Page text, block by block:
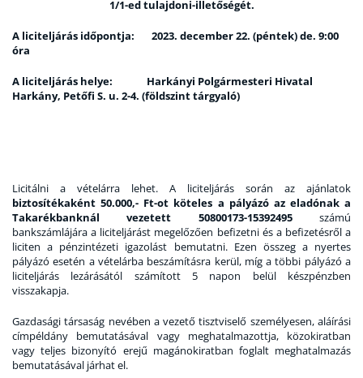
1/1-ed tulajdoni-illetőségét.
A liciteljárás időpontja: 2023. december 22. (péntek) de. 9:00
óra
A liciteljárás helye: Harkányi Polgármesteri Hivatal
Harkány, Petőfi S. u. 2-4. (földszint tárgyaló)
Licitálni a vételárra lehet. A liciteljárás során az ajánlatok
biztosítékaként 50.000,- Ft-ot köteles a pályázó az eladónak a
Takarékbanknálvezetett 50800173-15392495számú
bankszámlájára a liciteljárást megelőzően befizetni és a befizetésről a
liciten a pénzintézeti igazolást bemutatni. Ezen összeg a nyertes
pályázó esetén a vételárba beszámításra kerül, míg a többi pályázó a
liciteljárás lezárásától számított 5 napon belül készpénzben
visszakapja.
Gazdasági társaság nevében a vezető tisztviselő személyesen, aláírási
címpéldány bemutatásával vagy meghatalmazottja, közokiratban
vagy teljes bizonyító erejű magánokiratban foglalt meghatalmazás
bemutatásával járhat el.